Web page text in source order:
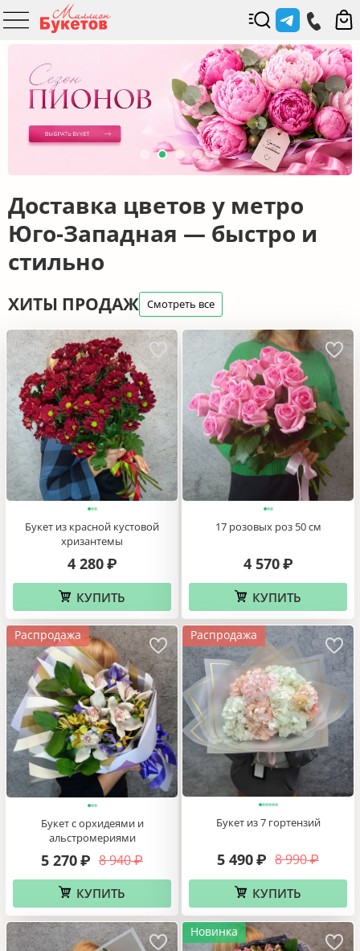
Доставка цветов у метро
Юго-Западная — быстро и
стильно
ХИТЫ ПРОДАЖ Смотреть все
Букет из красной кустовой
хризантемы
4 280 ₽
КУПИТЬ
17 розовых роз 50 см
4 570 ₽
КУПИТЬ
Распродажа
Букет с орхидеями и
альстромериями
8 940 ₽
5 270₽
КУПИТЬ
Распродажа
Букет из 7 гортензий
8 990 ₽
5 490₽
КУПИТЬ
Новинка